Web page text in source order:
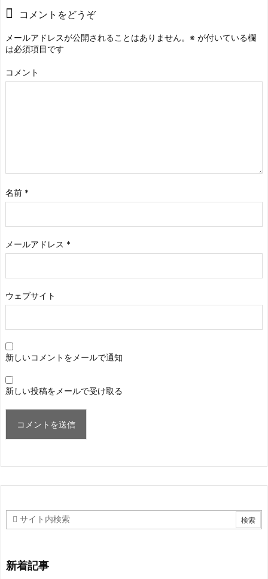
コメントをどうぞ
メールアドレスが公開されることはありません。 ※ が付いている欄
は必須項目です
コメント
名前 *
メールアドレス *
ウェブサイト
新しいコメントをメールで通知
新しい投稿をメールで受け取る
新着記事